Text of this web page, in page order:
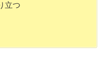
立つ